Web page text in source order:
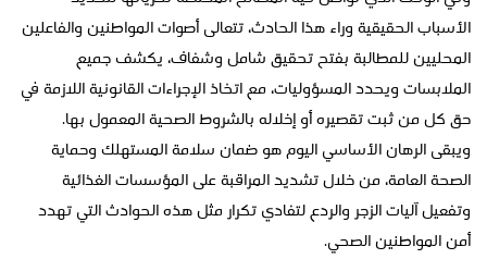
الأسباب الحقيقية وراء هذا الحادث، تتعالى أصوات المواطنين والفاعلين
المحليين للمطالبة بفتح تحقيق شامل وشفاف، يكشف جميع
الملابسات ويحدد المسؤوليات، مع اتخاذ الإجراءات القانونية اللازمة في
حق كل من ثبت تقصيره أو إخلاله بالشروط الصحية المعمول بها.
ويبقى الرهان الأساسي اليوم هو ضمان سلامة المستهلك وحماية
الصحة العامة، من خلال تشديد المراقبة على المؤسسات الغذائية
وتفعيل آليات الزجر والردع لتفادي تكرار مثل هذه الحوادث التي تهدد
أمن المواطنين الصحي.